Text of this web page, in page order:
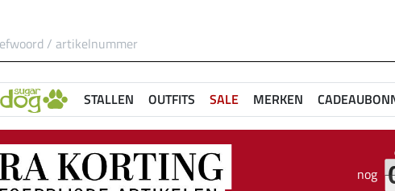
STALLEN OUTFITS SALE MERKEN
nog